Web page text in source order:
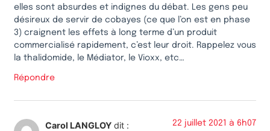
elles sont absurdes et indignes du débat. Les gens peu
désireux de servir de cobayes (ce que l’on est en phase
3) craignent les effets à long terme d’un produit
commercialisé rapidement, c’est leur droit. Rappelez vous
la thalidomide, le Médiator, le Vioxx, etc…
Répondre
Carol LANGLOY dit : 22 juillet 2021 à 6h07